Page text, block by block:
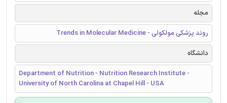
مجله
روند پزشکی مولکولی - Trends in Molecular Medicine
دانشگاه
Department of Nutrition - Nutrition Research Institute -
University of North Carolina at Chapel Hill - USA